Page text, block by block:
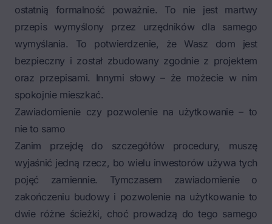
ostatnią formalność poważnie. To nie jest martwy
przepis wymyślony przez urzędników dla samego
wymyślania. To potwierdzenie, że Wasz dom jest
bezpieczny i został zbudowany zgodnie z projektem
oraz przepisami. Innymi słowy – że możecie w nim
spokojnie mieszkać.
Zawiadomienie czy pozwolenie na użytkowanie – to
nie to samo
Zanim przejdę do szczegółów procedury, muszę
wyjaśnić jedną rzecz, bo wielu inwestorów używa tych
pojęć zamiennie. Tymczasem zawiadomienie o
zakończeniu budowy i pozwolenie na użytkowanie to
dwie różne ścieżki, choć prowadzą do tego samego